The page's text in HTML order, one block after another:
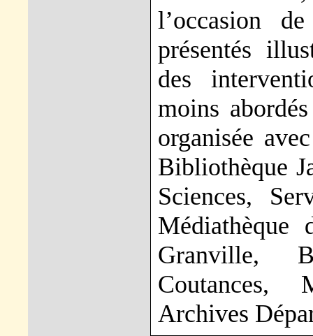
l’occasion
présentés
des
moins
organisée
Bibliothèque
Sciences,
Granville,
Coutances,
Archives